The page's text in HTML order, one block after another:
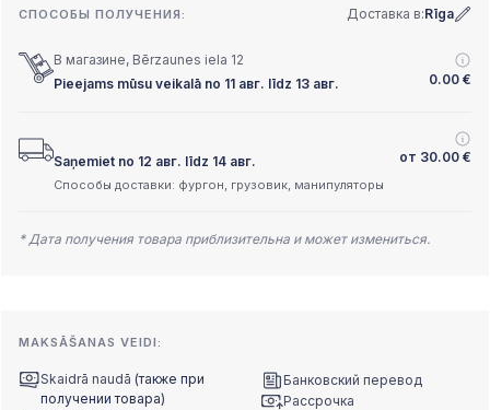
СПОСОБЫ ПОЛУЧЕНИЯ: Доставка в:Rīga
В магазине, Bērzaunes iela 12
Pieejams mūsu veikalā no 11 авг. līdz 13 авг.
0.00 €
Saņemiet no 12 авг. līdz 14 авг. от 30.00 €
Способы доставки: фургон, грузовик, манипуляторы
* Дата получения товара приблизительна и может измениться.
MAKSĀŠANAS VEIDI:
Skaidrā naudā (также при
получении товара)
Банковский перевод
Рассрочка